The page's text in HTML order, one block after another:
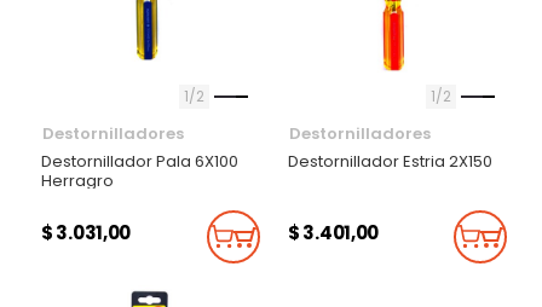
1 2
Destornilladores
Destornillador Pala 6X100
Herragro
$ 3.031,00 Añadir Al Carrito
1 2
Destornilladores
Destornillador Estria 2X150
$ 3.401,00